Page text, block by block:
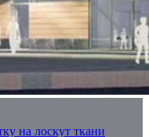
на лоскут ткани